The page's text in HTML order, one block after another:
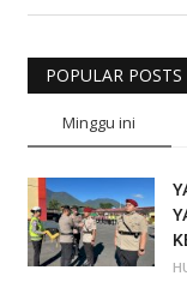
POPULAR POSTS
Minggu ini